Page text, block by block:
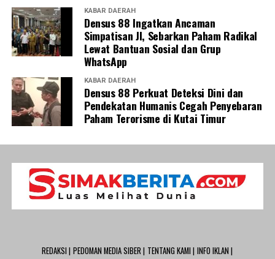
KABAR DAERAH
Densus 88 Ingatkan Ancaman
Simpatisan JI, Sebarkan Paham Radikal
Lewat Bantuan Sosial dan Grup
WhatsApp
KABAR DAERAH
Densus 88 Perkuat Deteksi Dini dan
Pendekatan Humanis Cegah Penyebaran
Paham Terorisme di Kutai Timur
REDAKSI | PEDOMAN MEDIA SIBER | TENTANG KAMI | INFO IKLAN |